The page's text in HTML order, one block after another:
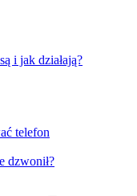
i jak działają?
telefon
dzwonił?